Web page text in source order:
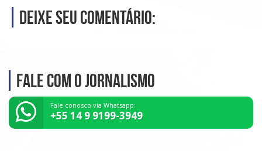
Deixe seu comentário:
Fale com o Jornalismo
Fale conosco via Whatsapp:
+55 14 9 9199-3949